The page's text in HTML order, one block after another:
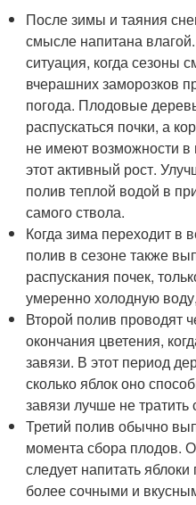
После зимы и таяния
смысле напитана
ситуация, когда сезоны
вчерашних заморозков
погода. Плодовые
распускаться почки, а
не имеют возможности
этот активный рост.
полив теплой водой в
самого ствола.
Когда зима переходит в
полив в сезоне также
распускания почек,
умеренно холодную
Второй полив проводят
окончания цветения,
завязи. В этот период
сколько яблок оно
завязи лучше не
Третий полив обычно
момента сбора плодов.
следует напитать
более сочными и